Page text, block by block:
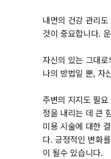
내면의 건강 관리
것이 중요합니다.
자신의 있는 그대
나의 방법일 뿐, 자
주변의 지지도 필
정을 내리는 데 큰
미용 시술에 대한
다. 긍정적인 변화
이 될수 있습니다.